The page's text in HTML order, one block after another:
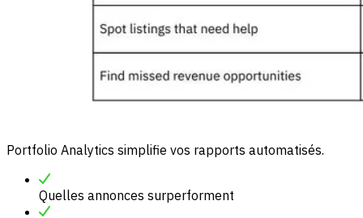
Portfolio Analytics simplifie vos rapports automatisés.
Quelles annonces surperforment